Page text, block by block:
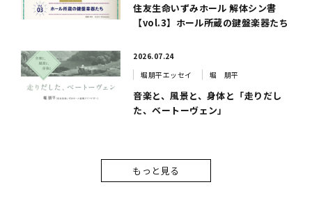
住友生命いずみホール 解体シン書
【vol.3】ホール所蔵の鍵盤楽器たち
2026.07.24
堀朋平エッセイ
堀 朋平
音楽と、風景と、身体と「走りだし
た、ベートーヴェン」
もっと見る